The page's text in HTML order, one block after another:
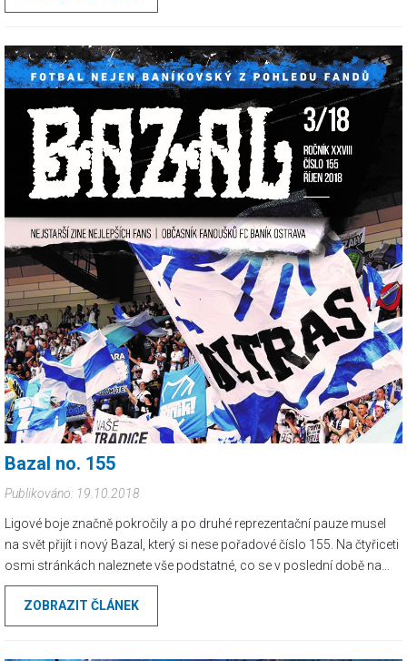
Bazal no. 155
Publikováno: 19.10.2018
Ligové boje značně pokročily a po druhé reprezentační pauze musel
na svět přijít i nový Bazal, který si nese pořadové číslo 155. Na čtyřiceti
osmi stránkách naleznete vše podstatné, co se v poslední době na
tribunách a polích událo...
ZOBRAZIT ČLÁNEK